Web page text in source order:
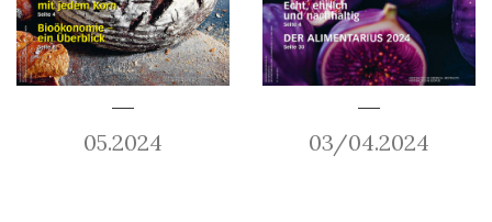
05.2024 03/04.2024